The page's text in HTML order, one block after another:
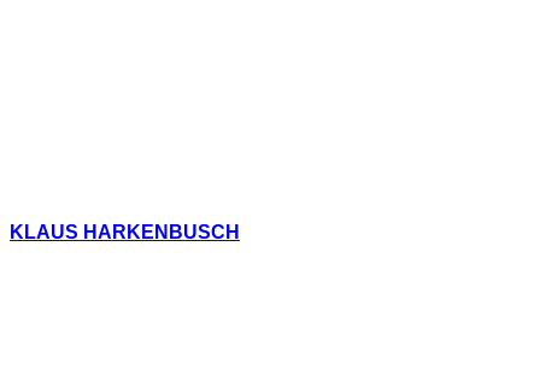
KLAUS HARKENBUSCH